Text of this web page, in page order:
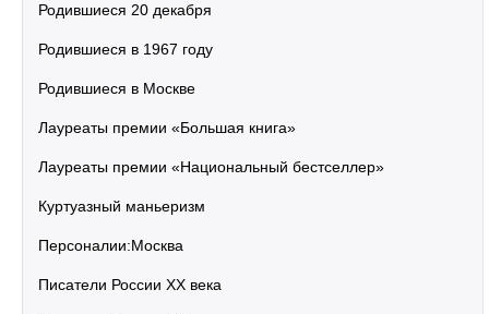
Родившиеся 20 декабря
Родившиеся в 1967 году
Родившиеся в Москве
Лауреаты премии «Большая книга»
Лауреаты премии «Национальный бестселлер»
Куртуазный маньеризм
Персоналии:Москва
Писатели России XX века